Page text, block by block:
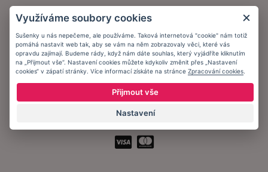
Zůstaňte s námi v kontaktu.
Využíváme soubory cookies
Sušenky u nás nepečeme, ale používáme. Taková internetová "cookie" nám totiž
pomáhá nastavit web tak, aby se vám na něm zobrazovaly věci, které vás
opravdu zajímají. Budeme rády, když nám dáte souhlas, který vyjádříte kliknutím
na „Přijmout vše“. Nastavení cookies můžete kdykoliv změnit přes „Nastavení
cookies“ v zápatí stránky. Více informací získáte na stránce Zpracování cookies
Přijmout vše
Nastavení